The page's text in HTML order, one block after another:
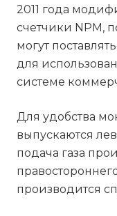
2011 года
счетчики NPM,
могут
для
системе
Для удобства
выпускаются
подача газа
производится